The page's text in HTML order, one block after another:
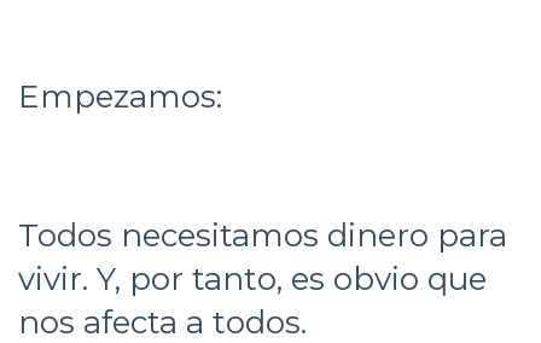
Empezamos:
Todos necesitamos dinero para
vivir. Y, por tanto, es obvio que
nos afecta a todos.